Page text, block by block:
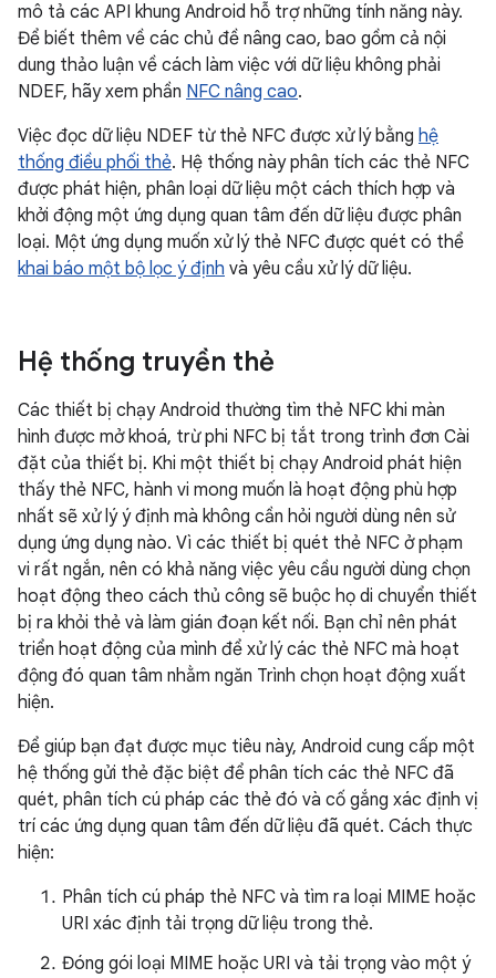
mô tả các API khung Android hỗ trợ những tính năng này.
Để biết thêm về các chủ đề nâng cao, bao gồm cả nội
dung thảo luận về cách làm việc với dữ liệu không phải
NDEF, hãy xem phần NFC nâng cao.
Việc đọc dữ liệu NDEF từ thẻ NFC được xử lý bằng hệ
thống điều phối thẻ. Hệ thống này phân tích các thẻ NFC
được phát hiện, phân loại dữ liệu một cách thích hợp và
khởi động một ứng dụng quan tâm đến dữ liệu được phân
loại. Một ứng dụng muốn xử lý thẻ NFC được quét có thể
khai báo một bộ lọc ý định và yêu cầu xử lý dữ liệu.
Hệ thống truyền thẻ
Các thiết bị chạy Android thường tìm thẻ NFC khi màn
hình được mở khoá, trừ phi NFC bị tắt trong trình đơn Cài
đặt của thiết bị. Khi một thiết bị chạy Android phát hiện
thấy thẻ NFC, hành vi mong muốn là hoạt động phù hợp
nhất sẽ xử lý ý định mà không cần hỏi người dùng nên sử
dụng ứng dụng nào. Vì các thiết bị quét thẻ NFC ở phạm
vi rất ngắn, nên có khả năng việc yêu cầu người dùng chọn
hoạt động theo cách thủ công sẽ buộc họ di chuyển thiết
bị ra khỏi thẻ và làm gián đoạn kết nối. Bạn chỉ nên phát
triển hoạt động của mình để xử lý các thẻ NFC mà hoạt
động đó quan tâm nhằm ngăn Trình chọn hoạt động xuất
hiện.
Để giúp bạn đạt được mục tiêu này, Android cung cấp một
hệ thống gửi thẻ đặc biệt để phân tích các thẻ NFC đã
quét, phân tích cú pháp các thẻ đó và cố gắng xác định vị
trí các ứng dụng quan tâm đến dữ liệu đã quét. Cách thực
hiện:
Phân tích cú pháp thẻ NFC và tìm ra loại MIME hoặc
URI xác định tải trọng dữ liệu trong thẻ.
Đóng gói loại MIME hoặc URI và tải trọng vào một ý